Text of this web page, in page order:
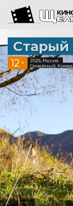
Старый
12 +
2026, Россия
Семейный,